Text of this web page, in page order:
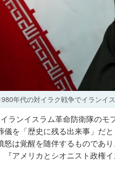
年代の対イラク戦争でイランイ
ランイスラム革命防衛隊のモ
儀を「歴史に残る出来事」だ
怒は覚醒を随伴するものであ
『アメリカとシオニスト政権